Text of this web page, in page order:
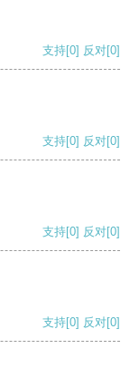
支持[0] 反对[0]
支持[0] 反对[0]
支持[0] 反对[0]
支持[0] 反对[0]